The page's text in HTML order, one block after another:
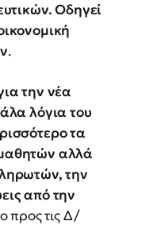
Οδηγεί
.
την νέα
λόγια του
τα
αλλά
την
από την
προς τις Δ/